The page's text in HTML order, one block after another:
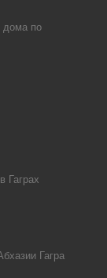
дома по
Гаграх
Гагра